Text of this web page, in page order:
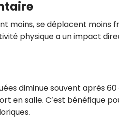
moins, se déplacent moins
physique a un impact
diminue souvent après
en salle. C’est bénéfique